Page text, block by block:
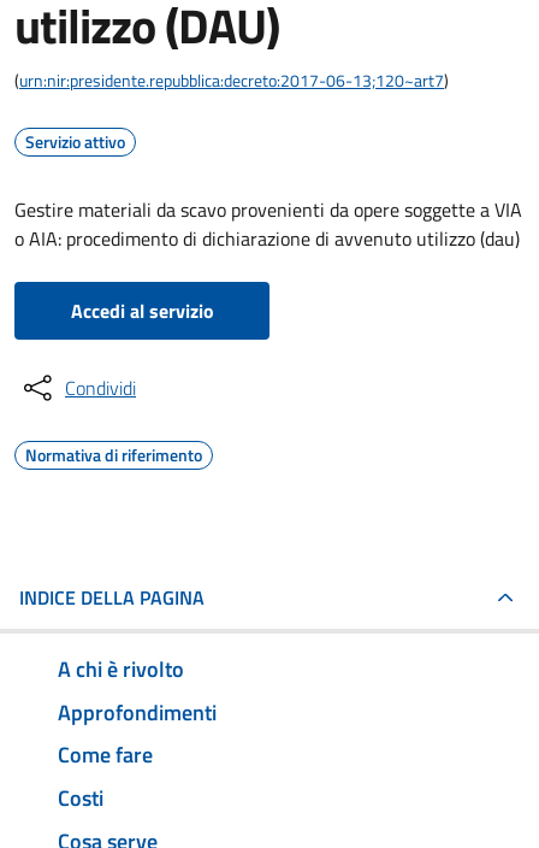
utilizzo (DAU)
(urn:nir:presidente.repubblica:decreto:2017-06-13;120~art7)
Servizio attivo
Gestire materiali da scavo provenienti da opere soggette a VIA
o AIA: procedimento di dichiarazione di avvenuto utilizzo (dau)
Accedi al servizio
Condividi
Normativa di riferimento
INDICE DELLA PAGINA
A chi è rivolto
Approfondimenti
Come fare
Costi
Cosa serve